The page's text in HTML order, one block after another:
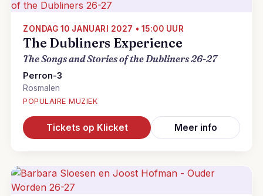
ZONDAG 10 JANUARI 2027 • 15:00 UUR
The Dubliners Experience
The Songs and Stories of the Dubliners 26-27
Perron-3
Rosmalen
POPULAIRE MUZIEK
Tickets op Klicket Meer info